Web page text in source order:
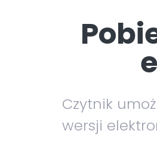
Czytnik
wersji